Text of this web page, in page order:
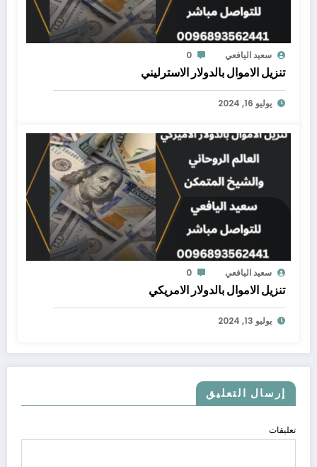
سعيد اليافعي 0
تنزيل الاموال بالدولار الاسترليني
يوليو 16, 2024
سعيد اليافعي 0
تنزيل الاموال بالدولار الامريكي
يوليو 13, 2024
إرسال التعليق
تعليقات